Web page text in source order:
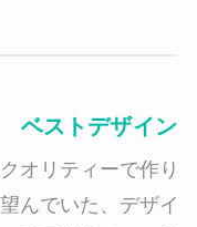
ベストデザイン
オリティーで作り
んでいた、デザイ